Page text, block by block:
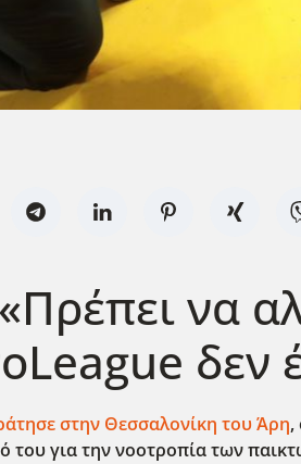
να
δεν
στην Θεσσαλονίκη του Άρη,
του για την νοοτροπία των